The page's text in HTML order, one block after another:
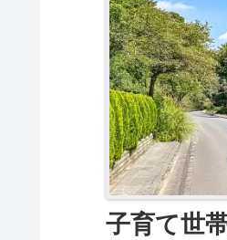
子育て世